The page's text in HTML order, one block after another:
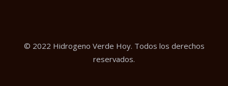
© 2022 Hidrogeno Verde Hoy. Todos los derechos
reservados.